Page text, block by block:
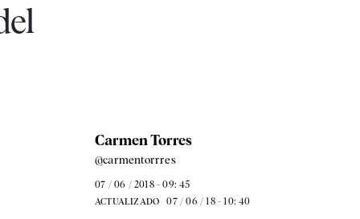
Carmen Torres
@carmentorrres
07 / 06 / 2018 - 09: 45
ACTUALIZADO 07 / 06 / 18 - 10: 40